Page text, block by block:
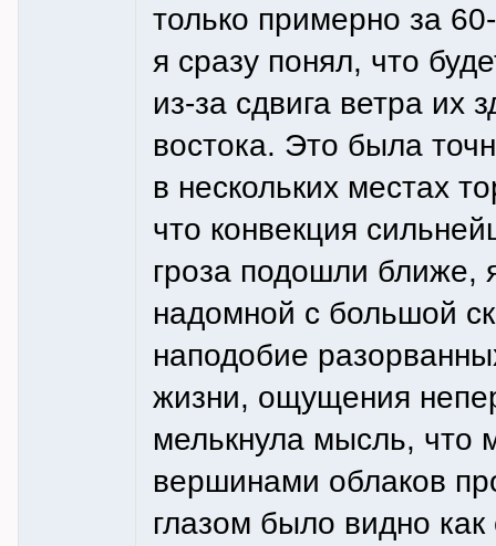
только примерно за
я сразу понял, что
из-за сдвига ветра их
востока. Это была
в нескольких местах
что конвекция
гроза подошли ближе,
надомной с большой
наподобие
жизни, ощущения
мелькнула мысль, что
вершинами облаков
глазом было видно